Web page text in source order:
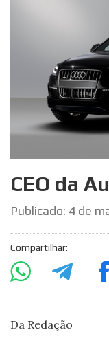
CEO da
Publicado: 4 de
Compartilhar:
Da Redação